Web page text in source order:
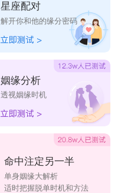
星座配对
解开你和他的缘分密码
姻缘分析
透视姻缘时机
命中注定另一半
单身姻缘大解析
适时把握脱单时机和方法